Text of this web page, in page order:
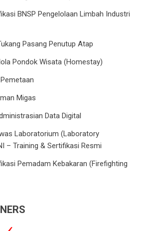
BNSP Pengelolaan Limbah Industri
Pasang Penutup Atap
Pondok Wisata (Homestay)
Migas
Data Digital
Laboratorium (Laboratory
– Training & Sertifikasi Resmi
Pemadam Kebakaran (Firefighting